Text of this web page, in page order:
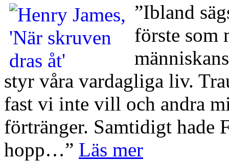
”Ibland
förste som
styr våra vardagliga liv.
fast vi inte vill och andra
förtränger. Samtidigt hade
hopp…” Läs mer